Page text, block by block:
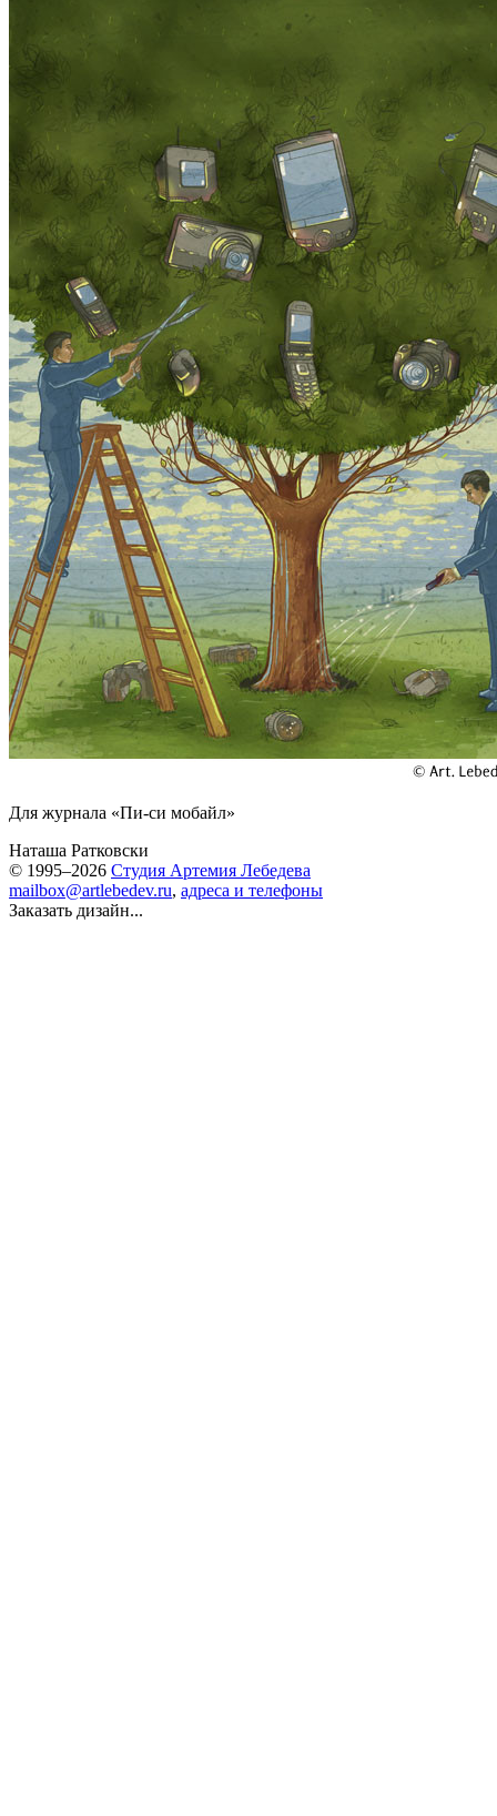
Для журнала «Пи-си мобайл»
Наташа Ратковски
© 1995–2026 Студия Артемия Лебедева
mailbox@artlebedev.ru, адреса и телефоны
Заказать дизайн...